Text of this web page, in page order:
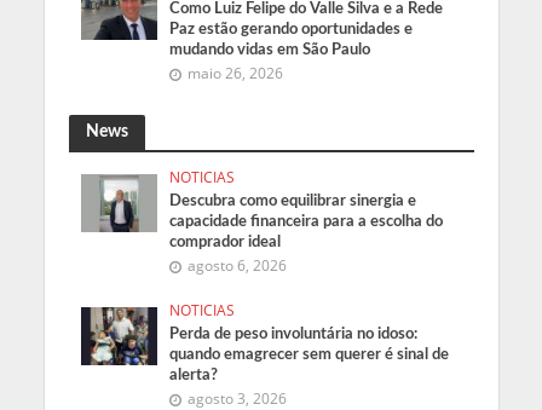
Como Luiz Felipe do Valle Silva e a Rede
Paz estão gerando oportunidades e
mudando vidas em São Paulo
maio 26, 2026
News
NOTICIAS
Descubra como equilibrar sinergia e
capacidade financeira para a escolha do
comprador ideal
agosto 6, 2026
NOTICIAS
Perda de peso involuntária no idoso:
quando emagrecer sem querer é sinal de
alerta?
agosto 3, 2026